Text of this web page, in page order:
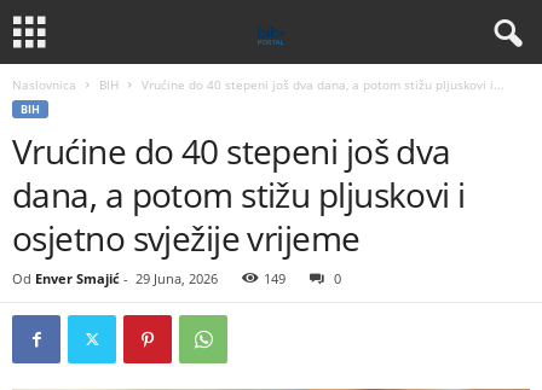
Naslovnica BIH Vrućine do 40 stepeni još dva dana, a potom stižu pljuskovi i...
BIH
Vrućine do 40 stepeni još dva
dana, a potom stižu pljuskovi i
osjetno svježije vrijeme
Od Enver Smajić - 29 Juna, 2026 149 0